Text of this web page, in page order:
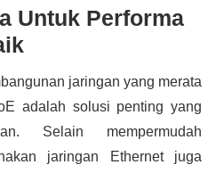
Untuk Performa
jaringan yang merata
adalah solusi penting yang
Selain mempermudah
jaringan Ethernet juga